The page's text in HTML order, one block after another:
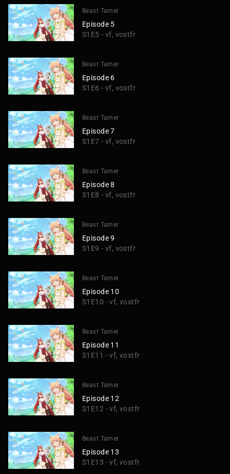
Beast Tamer
Episode 5
S1E5 - vf, vostfr
Beast Tamer
Episode 6
S1E6 - vf, vostfr
Beast Tamer
Episode 7
S1E7 - vf, vostfr
Beast Tamer
Episode 8
S1E8 - vf, vostfr
Beast Tamer
Episode 9
S1E9 - vf, vostfr
Beast Tamer
Episode 10
S1E10 - vf, vostfr
Beast Tamer
Episode 11
S1E11 - vf, vostfr
Beast Tamer
Episode 12
S1E12 - vf, vostfr
Beast Tamer
Episode 13
S1E13 - vf, vostfr